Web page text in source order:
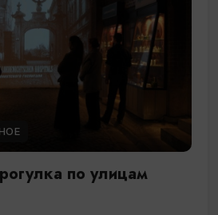
по улицам